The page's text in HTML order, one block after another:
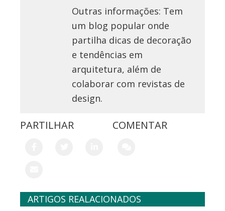
Outras informações: Tem
um blog popular onde
partilha dicas de decoração
e tendências em
arquitetura, além de
colaborar com revistas de
design.
PARTILHAR COMENTAR
ARTIGOS REALACIONADOS